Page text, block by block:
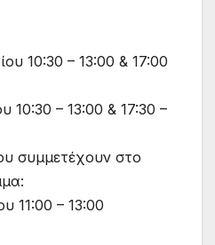
10:30 – 13:00 & 17:00
10:30 – 13:00 & 17:30 –
συμμετέχουν στο
11:00 – 13:00